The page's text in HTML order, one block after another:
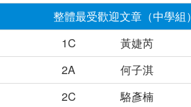
整體最受歡迎文章（中學組）
1C 黃婕芮
2A 何子淇
2C 駱彥楠